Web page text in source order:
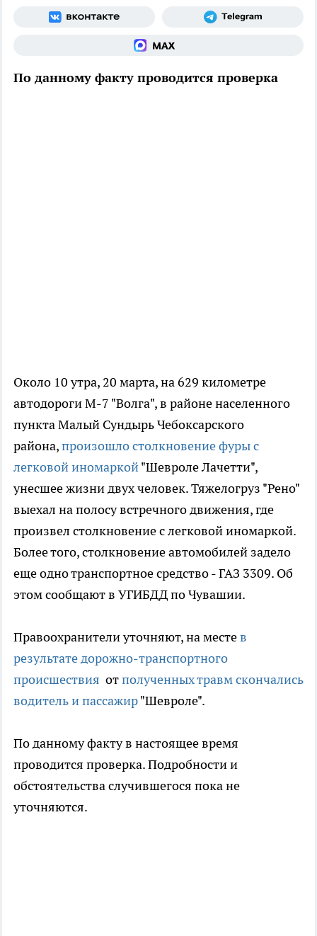
По данному факту проводится проверка
Около 10 утра, 20 марта, на 629 километре
автодороги М-7 "Волга", в районе населенного
пункта Малый Сундырь Чебоксарского
района,произошло столкновение фуры с
легковой иномаркой"Шевроле Лачетти",
унесшее жизни двух человек. Тяжелогруз "Рено"
выехал на полосу встречного движения, где
произвел столкновение с легковой иномаркой.
Более того, столкновение автомобилей задело
еще одно транспортное средство - ГАЗ 3309. Об
этом сообщают в УГИБДД по Чувашии.
Правоохранители уточняют, на местев
результате дорожно-транспортного
происшествия отполученных травм скончались
водитель и пассажир"Шевроле".
По данному факту в настоящее время
проводится проверка. Подробности и
обстоятельства случившегося пока не
уточняются.